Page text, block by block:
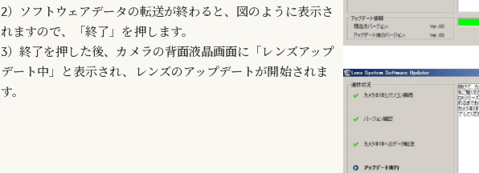
2）ソフトウェアデータの転送が終わると、図のように表示さ
れますので、「終了」を押します。
3）終了を押した後、カメラの背面液晶画面に「レンズアップ
デート中」と表示され、レンズのアップデートが開始されま
す。